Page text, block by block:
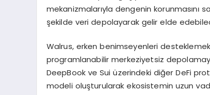
mekanizmalarıyla dengenin korunmasını
şekilde veri depolayarak gelir elde
Walrus, erken benimseyenleri
programlanabilir merkeziyetsiz
DeepBook ve Sui üzerindeki diğer DeFi
modeli oluşturularak ekosistemin uzun